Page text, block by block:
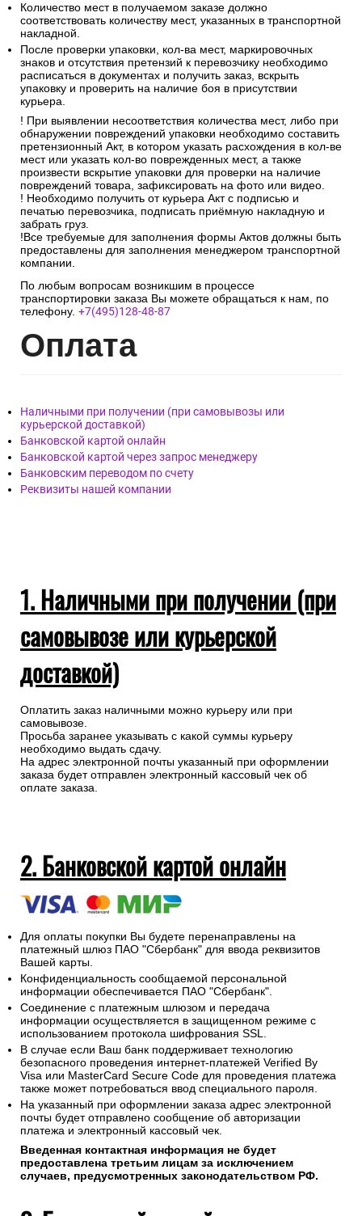
Количество мест в получаемом заказе должно
соответствовать количеству мест, указанных в транспортной
накладной.
После проверки упаковки, кол-ва мест, маркировочных
знаков и отсутствия претензий к перевозчику необходимо
расписаться в документах и получить заказ, вскрыть
упаковку и проверить на наличие боя в присутствии
курьера.
! При выявлении несоответствия количества мест, либо при
обнаружении повреждений упаковки необходимо составить
претензионный Акт, в котором указать расхождения в кол-ве
мест или указать кол-во поврежденных мест, а также
произвести вскрытие упаковки для проверки на наличие
повреждений товара, зафиксировать на фото или видео.
! Необходимо получить от курьера Акт с подписью и
печатью перевозчика, подписать приёмную накладную и
забрать груз.
!Все требуемые для заполнения формы Актов должны быть
предоставлены для заполнения менеджером транспортной
компании.
По любым вопросам возникшим в процессе
транспортировки заказа Вы можете обращаться к нам, по
телефону. +7(495)128-48-87
Оплата
Наличными при получении (при самовывозы или
курьерской доставкой)
Банковской картой онлайн
Банковской картой через запрос менеджеру
Банковским переводом по счету
Реквизиты нашей компании
1. Наличными при получении (при
самовывозе или курьерской
доставкой)
Оплатить заказ наличными можно курьеру или при
самовывозе.
Просьба заранее указывать с какой суммы курьеру
необходимо выдать сдачу.
На адрес электронной почты указанный при оформлении
заказа будет отправлен электронный кассовый чек об
оплате заказа.
2. Банковской картой онлайн
Для оплаты покупки Вы будете перенаправлены на
платежный шлюз ПАО "Сбербанк" для ввода реквизитов
Вашей карты.
Конфиденциальность сообщаемой персональной
информации обеспечивается ПАО "Сбербанк".
Соединение с платежным шлюзом и передача
информации осуществляется в защищенном режиме с
использованием протокола шифрования SSL.
В случае если Ваш банк поддерживает технологию
безопасного проведения интернет-платежей Verified By
Visa или MasterCard Secure Code для проведения платежа
также может потребоваться ввод специального пароля.
На указанный при оформлении заказа адрес электронной
почты будет отправлено сообщение об авторизации
платежа и электронный кассовый чек.
Введенная контактная информация не будет
предоставлена третьим лицам за исключением
случаев, предусмотренных законодательством РФ.